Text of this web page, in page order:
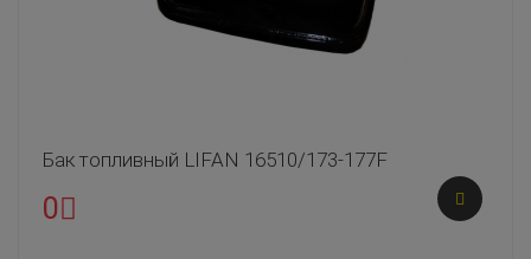
Бак топливный LIFAN 16510/173-177F
0